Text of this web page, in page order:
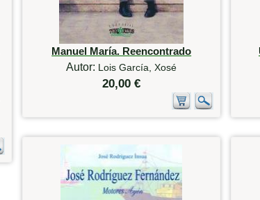
Manuel María. Reencontrado
Autor: Lois García, Xosé
20,00 €